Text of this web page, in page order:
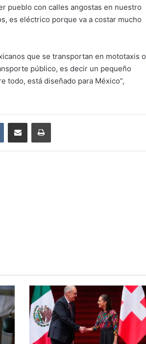
pueblo con calles angostas en nuestro
es eléctrico porque va a costar mucho
que se transportan en mototaxis o
público, es decir un pequeño
todo, está diseñado para México”,
VKontakteCompartir por correo electrónicoImprimir